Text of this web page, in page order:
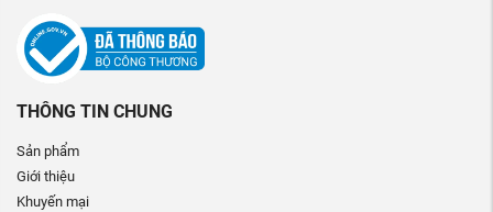
THÔNG TIN CHUNG
Sản phẩm
Giới thiệu
Khuyến mại